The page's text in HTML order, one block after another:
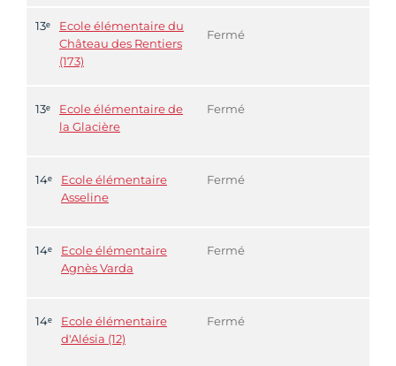
13ᵉ
Ecole élémentaire du
Château des Rentiers
(173)
Fermé
13ᵉ
Ecole élémentaire de
la Glacière
Fermé
14ᵉ
Ecole élémentaire
Asseline
Fermé
14ᵉ
Ecole élémentaire
Agnès Varda
Fermé
14ᵉ
Ecole élémentaire
d'Alésia (12)
Fermé